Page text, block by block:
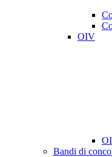
OIV
Bandi di